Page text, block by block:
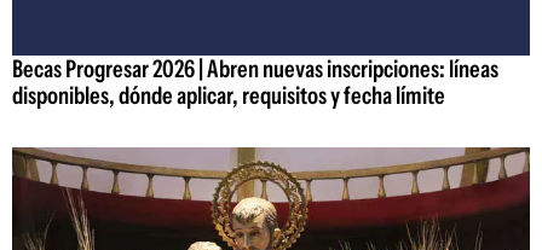
Becas Progresar 2026 | Abren nuevas inscripciones: líneas
disponibles, dónde aplicar, requisitos y fecha límite